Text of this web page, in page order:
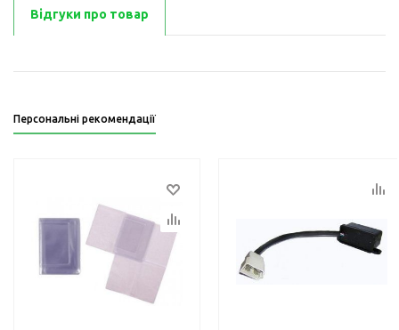
Відгуки про товар
Персональні рекомендації